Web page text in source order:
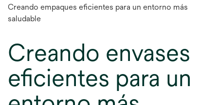
Creando empaques eficientes para un entorno más
saludable
Creando envases
eficientes para un